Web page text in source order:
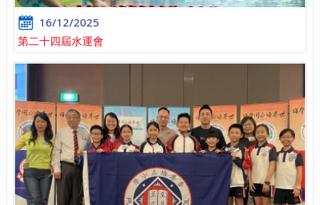
16/12/2025
第二十四屆水運會